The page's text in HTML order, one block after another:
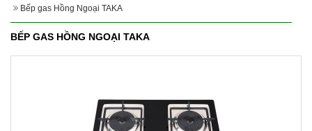
Bếp gas Hồng Ngoại TAKA
BẾP GAS HỒNG NGOẠI TAKA